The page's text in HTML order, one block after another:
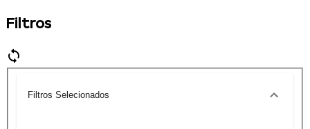
Filtros
Filtros Selecionados